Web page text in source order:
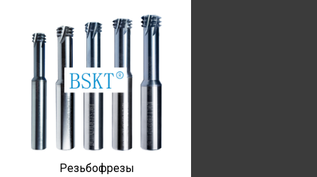
Резьбофрезы